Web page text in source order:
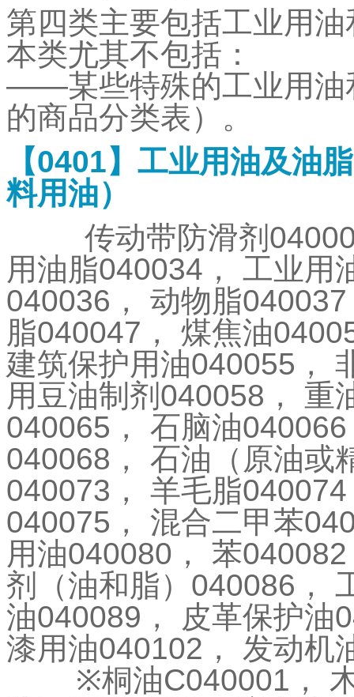
第四类主要包括工业用
本类尤其不包括：
——某些特殊的工业用
的商品分类表）。
【0401】工业用油及油
料用油）
传动带防滑剂
用油脂040034 ，
工业用
040036 ， 动物脂040037
脂040047 ， 煤焦油
建筑保护用油040055 ，
用豆油制剂 040058 ，
重
040065 ， 石脑油040066
040068 ，
石油（原油或
040073 ， 羊毛脂040074
040075 ， 混合二甲苯
用油040080 ， 苯040082
剂（油和脂） 040086 ，
油040089 ， 皮革保护油
漆用油040102 ，
发动机
※桐油C040001 ，